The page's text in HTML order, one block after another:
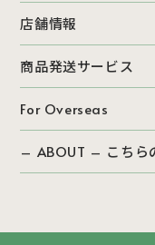
店舗情報
商品発送サービス
For Overseas
– ABOUT – こちら